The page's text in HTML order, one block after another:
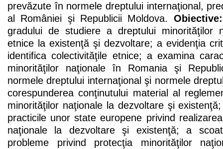
prevăzute în normele dreptului internaţional,
al României şi Republicii Moldova. Obiective:
gradului de studiere a dreptului minorităţilor
etnice la existenţă şi dezvoltare; a evidenţia
identifica colectivităţile etnice; a examina
minorităţilor naţionale în Romania şi
normele dreptului internaţional şi normele
corespunderea conţinutului material al
minorităţilor naţionale la dezvoltare şi
practicile unor state europene privind
naţionale la dezvoltare şi existenţă; a
probleme privind protecţia minorităţilor